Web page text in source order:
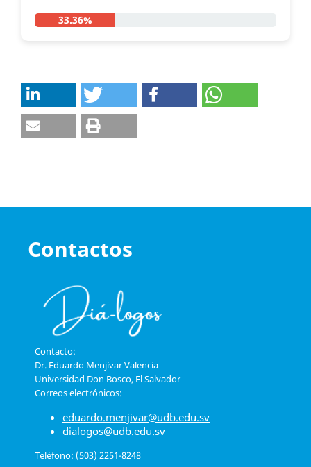
33.36%
Contactos
Contacto:
Dr. Eduardo Menjívar Valencia
Universidad Don Bosco, El Salvador
Correos electrónicos:
eduardo.menjivar@udb.edu.sv
dialogos@udb.edu.sv
Teléfono: (503) 2251-8248